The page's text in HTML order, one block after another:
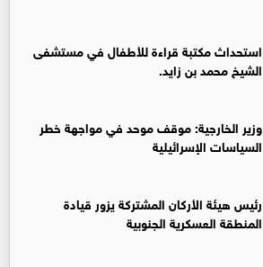
استحداث مكتبة قراءة للأطفال في مستشفى
الشيخ محمد بن زايد.
وزير الخارجية: موقف موحد في مواجهة خطر
السياسات الإسرائيلية
رئيس هيئة الأركان المشتركة يزور قيادة
المنطقة العسكرية الجنوبية